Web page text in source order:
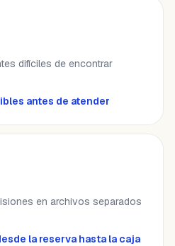
difíciles de encontrar
antes de atender
en archivos separados
la reserva hasta la caja